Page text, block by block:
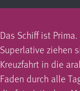
Das Schiff ist
Superlative ziehen
Kreuzfahrt in die
Faden durch alle